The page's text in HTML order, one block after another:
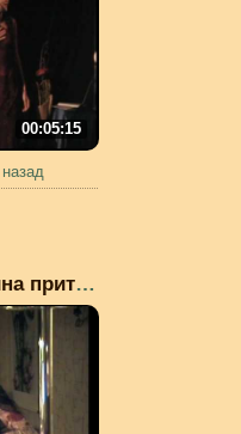
00:05:15
назад
Белякова Ирина притча &...